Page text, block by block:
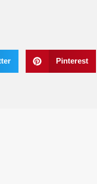
Pinterest